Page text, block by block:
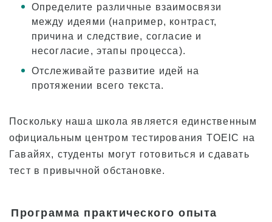
Определите различные взаимосвязи
между идеями (например, контраст,
причина и следствие, согласие и
несогласие, этапы процесса).
Отслеживайте развитие идей на
протяжении всего текста.
Поскольку наша школа является единственным
официальным центром тестирования TOEIC на
Гавайях, студенты могут готовиться и сдавать
тест в привычной обстановке.
Программа практического опыта